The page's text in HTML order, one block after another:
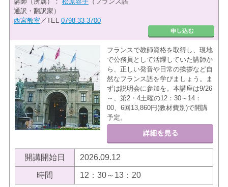
通訳・翻訳家）
西宮教室 ／TEL 0798-33-3700
フランスで教師資格を取得し、現地
で公務員として活躍していた講師か
ら、正しい発音や日常の挨拶など自
然なフランス語を学びましょう。ま
ずは説明会に参加を。本講座は9/26
～、第2・4土曜の12：30～14：
00、6回13,860円(教材費別)で開講
予定。
開講開始日 2026.09.12
時間 12：30～13：20